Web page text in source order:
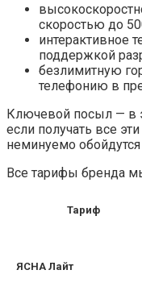
скоростью до
интерактивное
поддержкой
безлимитную
телефонию в
Ключевой посыл — в
если получать все
неминуемо
Все тарифы бренда
Тариф
ЯСНА Лайт